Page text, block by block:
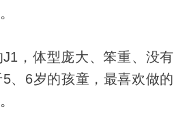
，体型庞大、笨重、没有
、6岁的孩童，最喜欢做的